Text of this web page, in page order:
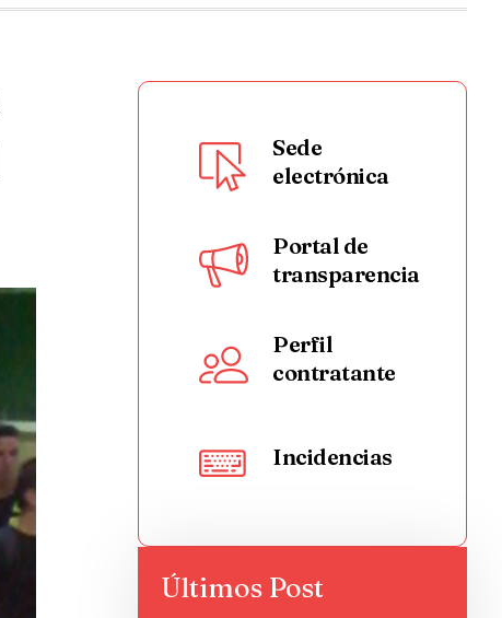
Sede
electrónica
Portal de
transparencia
Perfil
contratante
Incidencias
Últimos Post